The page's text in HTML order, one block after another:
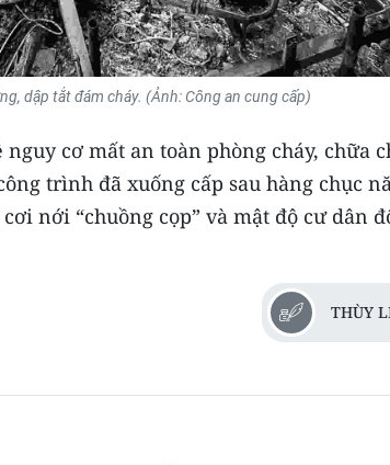
dập tắt đám cháy. (Ảnh: Công an cung cấp)
cơ mất an toàn phòng cháy, chữa
trình đã xuống cấp sau hàng chục
nới “chuồng cọp” và mật độ cư dân
THÙY